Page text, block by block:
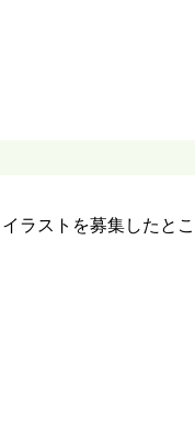
ストを募集したとこ